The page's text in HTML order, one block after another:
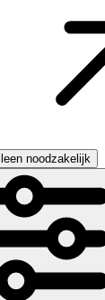
noodzakelijk